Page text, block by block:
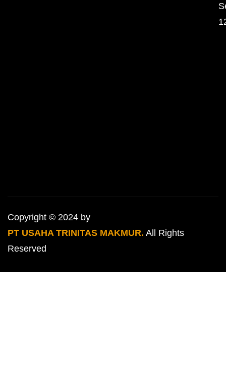
Copyright © 2024 by
PT USAHA TRINITAS MAKMUR. All Rights
Reserved